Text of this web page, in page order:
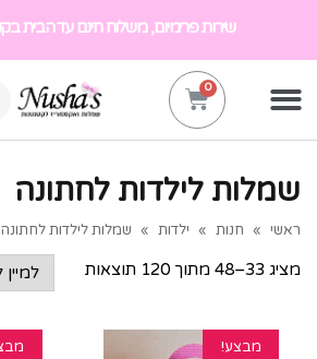
שירות פרימיום, משלוח חינם עד הבית בקניה
שמלות לילדות לחתונה
ראשי » חנות » ילדות » שמלות לילדות לחתונה
מציג 33–48 מתוך 120 תוצאות
מבצע!